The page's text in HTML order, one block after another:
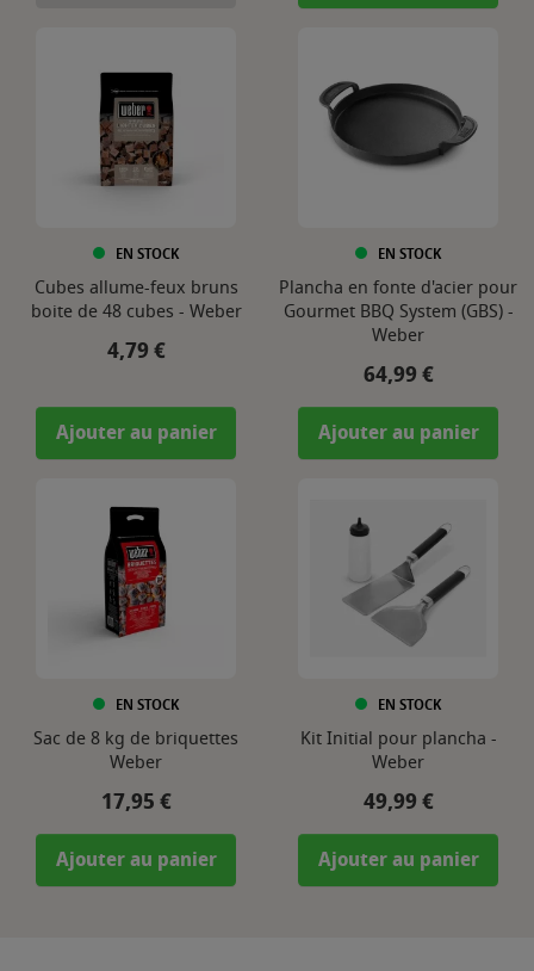
EN STOCK
Cubes allume-feux bruns
boite de 48 cubes - Weber
Prix
4,79 €
Ajouter au panier
EN STOCK
Plancha en fonte d'acier pour
Gourmet BBQ System (GBS) -
Weber
Prix
64,99 €
Ajouter au panier
EN STOCK
Sac de 8 kg de briquettes
Weber
Prix
17,95 €
Ajouter au panier
EN STOCK
Kit Initial pour plancha -
Weber
Prix
49,99 €
Ajouter au panier